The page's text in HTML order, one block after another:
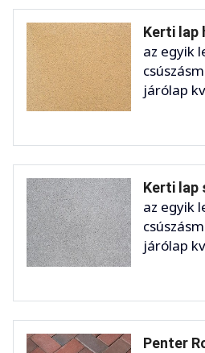
Kerti lap
az egyik
járólap
Kerti lap
az egyik
járólap
Penter